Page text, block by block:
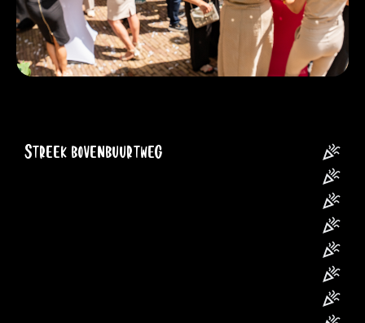
Streek bovenbuurtweg